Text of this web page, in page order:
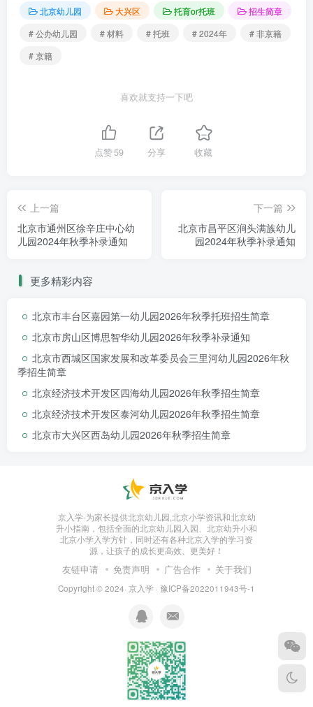
A区、富丽华庭东区、众美城、
盛兴园、御园BCDE、李窑东西中
湾。
开设班级：隆盛分园1个班 学位
说明：班级最低开班人数为10
人。报名不到10人不开班。最终根
据招生情况决定班级开设在隆盛分
园或童话分园。
四、招生条件及顺
隆盛园东区、西区、航城壹号
内，幼儿法定监护人持有房产的适龄幼儿，招生顺
北京幼儿园 大兴区 托育or托班
招生简章
# 公办幼儿园
# 材料 # 托班 # 2024年
# 非京籍
# 京籍
喜欢就支持一下吧
点赞59 分享 收藏
上一篇
北京市通州区徐辛庄中心幼
儿园2024年秋季补录通知
下一篇
北京市昌平区涧头满族幼儿
园2024年秋季补录通知
更多精彩内容
北京市丰台区嘉园第一幼儿园2026年秋季托班招生简章
北京市房山区博思智华幼儿园2026年秋季补录通知
北京市西城区国家发展和改革委员会三里河幼儿园2026年秋
季招生简章
北京经济技术开发区四海幼儿园2026年秋季招生简章
北京经济技术开发区泰河幼儿园2026年秋季招生简章
北京市大兴区西岛幼儿园2026年秋季招生简章
京入学-为家长提供北京幼儿园,北京小学资讯和北京幼
升小指南，包括全面的北京幼儿园入园、北京幼升小和
北京小学入学方针，同时还有各种北京入学的学习资
源，让孩子的成长更高效、更美好！
友链申请 免责声明 广告合作 关于我们
Copyright © 2024· 京入学 · 豫ICP备2022011943号-1